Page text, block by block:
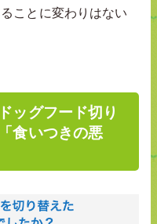
ことに変わりはない
ッグフード切り
食いつきの悪